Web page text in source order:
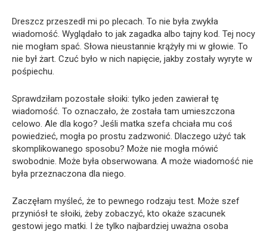
Dreszcz przeszedł mi po plecach. To nie była zwykła
wiadomość. Wyglądało to jak zagadka albo tajny kod. Tej nocy
nie mogłam spać. Słowa nieustannie krążyły mi w głowie. To
nie był żart. Czuć było w nich napięcie, jakby zostały wyryte w
pośpiechu.
Sprawdziłam pozostałe słoiki: tylko jeden zawierał tę
wiadomość. To oznaczało, że została tam umieszczona
celowo. Ale dla kogo? Jeśli matka szefa chciała mu coś
powiedzieć, mogła po prostu zadzwonić. Dlaczego użyć tak
skomplikowanego sposobu? Może nie mogła mówić
swobodnie. Może była obserwowana. A może wiadomość nie
była przeznaczona dla niego.
Zaczęłam myśleć, że to pewnego rodzaju test. Może szef
przyniósł te słoiki, żeby zobaczyć, kto okaże szacunek
gestowi jego matki. I że tylko najbardziej uważna osoba